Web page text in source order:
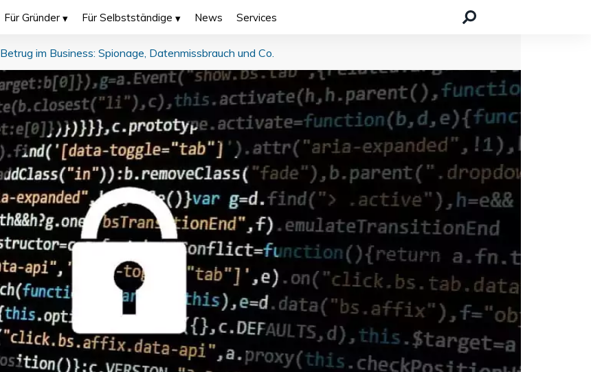
Für Gründer Für Selbstständige News Services
Betrug im Business: Spionage, Datenmissbrauch und Co.